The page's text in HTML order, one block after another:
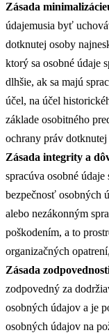
Zásada
údajemusia byť
dotknutej osoby
ktorý sa osobné údaje
dlhšie, ak sa majú
účel, na účel
základe osobitného
ochrany práv
Zásada integrity a
spracúva osobné
bezpečnosť osobných
alebo nezákonným
poškodením, a to
organizačných opatrení,
Zásada
zodpovedný za
osobných údajov a je
osobných údajov na